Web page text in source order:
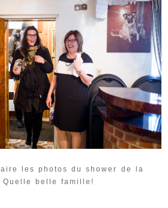
les photos du shower de la
belle famille!